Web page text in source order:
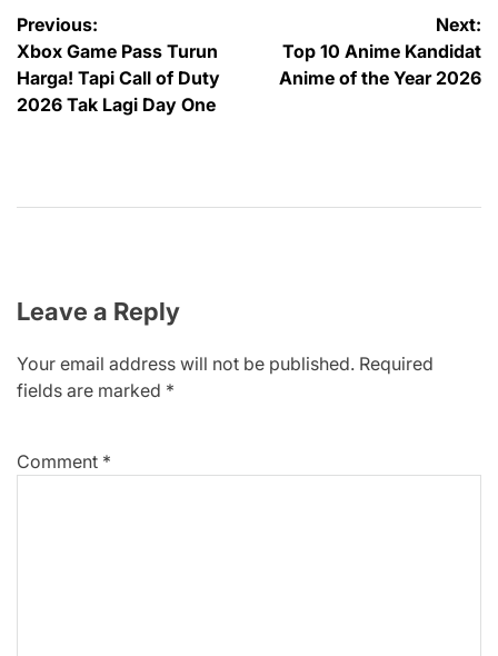
Post
navigation
Previous:
Xbox Game Pass Turun
Harga! Tapi Call of Duty
2026 Tak Lagi Day One
Next:
Top 10 Anime Kandidat
Anime of the Year 2026
Leave a Reply
Your email address will not be published. Required
fields are marked *
Comment *